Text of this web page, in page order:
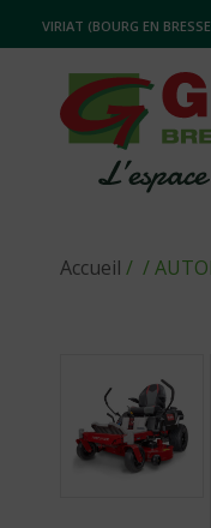
VIRIAT (BOURG EN
Accueil / /